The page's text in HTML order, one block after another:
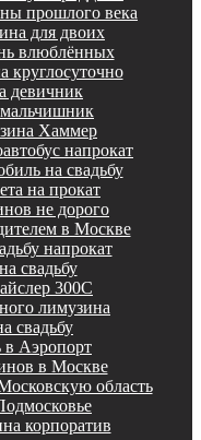
прошлого века
для двоих
влюблённых
круглосуточно
девичник
Хаммер
напрокат
на свадьбу
на прокат
не дорого
в Москве
напрокат
свадьбу
300С
лимузина
свадьбу
в Аэропорт
в Москве
область
корпоратив